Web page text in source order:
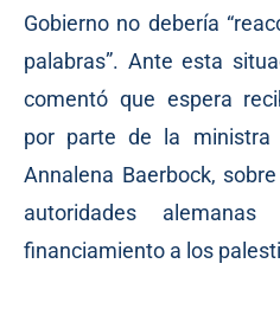
Gobierno no debería
palabras”. Ante esta
comentó que espera
por parte de la ministra
Annalena Baerbock,
autoridades
financiamiento a los